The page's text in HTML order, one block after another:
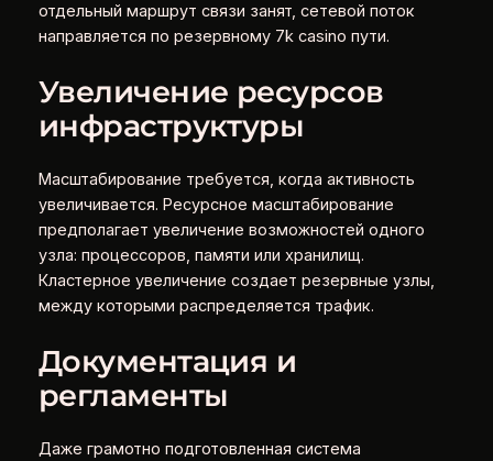
отдельный маршрут связи занят, сетевой поток
направляется по резервному 7k casino пути.
Увеличение ресурсов
инфраструктуры
Масштабирование требуется, когда активность
увеличивается. Ресурсное масштабирование
предполагает увеличение возможностей одного
узла: процессоров, памяти или хранилищ.
Кластерное увеличение создает резервные узлы,
между которыми распределяется трафик.
Документация и
регламенты
Даже грамотно подготовленная система